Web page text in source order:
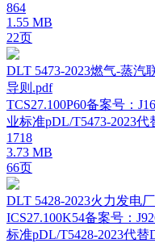
864
1.55 MB
22页
DLT 5473-2023燃气-蒸汽
导则.pdf
TCS27.100P60备案号：
业标准pDL/T5473-2023代
1718
3.73 MB
66页
DLT 5428-2023火力发电
ICS27.100K54备案号：
标准pDL/T5428-2023代替